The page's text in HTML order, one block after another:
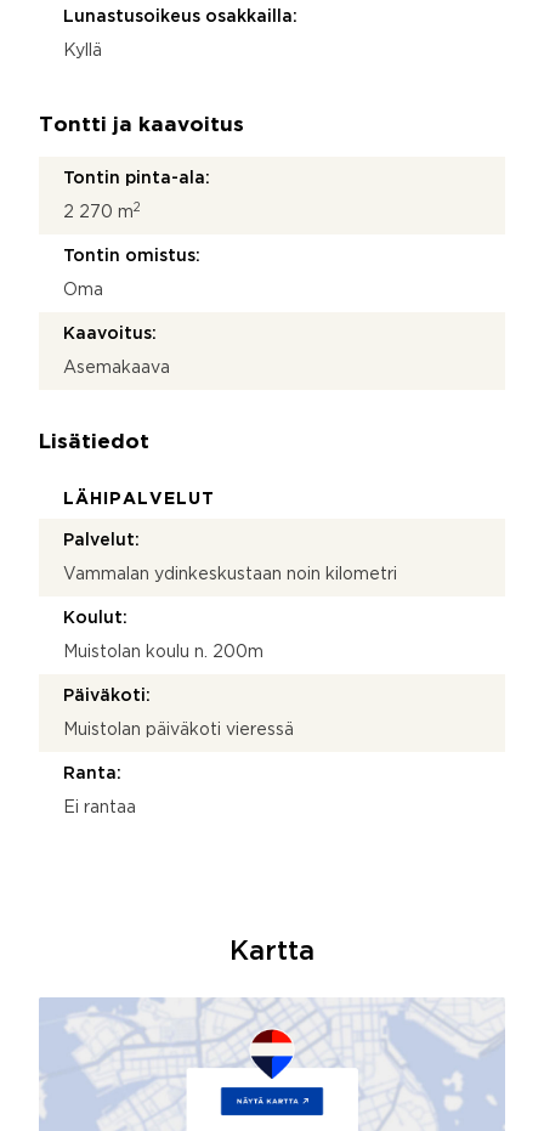
Lunastusoikeus osakkailla:
Kyllä
Tontti ja kaavoitus
Tontin pinta-ala:
2 270 m2
Tontin omistus:
Oma
Kaavoitus:
Asemakaava
Lisätiedot
LÄHIPALVELUT
Palvelut:
Vammalan ydinkeskustaan noin kilometri
Koulut:
Muistolan koulu n. 200m
Päiväkoti:
Muistolan päiväkoti vieressä
Ranta:
Ei rantaa
Kartta